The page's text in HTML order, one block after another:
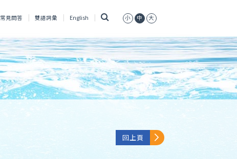
常見問答 雙語詞彙 English 小 中 大
回上頁